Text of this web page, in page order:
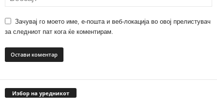
Зачувај го моето име, е-пошта и веб-локација во овој прелистувач
за следниот пат кога ќе коментирам.
Избор на уредникот